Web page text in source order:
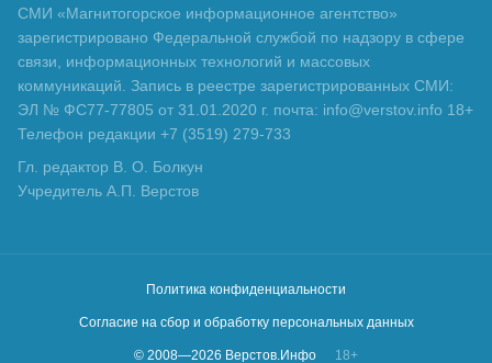
СМИ «Магнитогорское информационное агентство»
зарегистрировано Федеральной службой по надзору в сфере
связи, информационных технологий и массовых
коммуникаций. Запись в реестре зарегистрированных СМИ:
ЭЛ № ФС77-77805 от 31.01.2020 г. почта: info@verstov.info 18+
Телефон редакции +7 (3519) 279-733
Гл. редактор В. О. Болкун
Учредитель А.П. Верстов
Политика конфиденциальности
Согласие на сбор и обработку персональных данных
© 2008—2026 Верстов.Инфо 18+